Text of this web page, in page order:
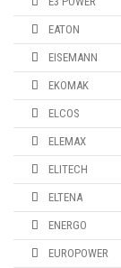
EATON
EISEMANN
EKOMAK
ELCOS
ELEMAX
ELITECH
ELTENA
ENERGO
EUROPOWER